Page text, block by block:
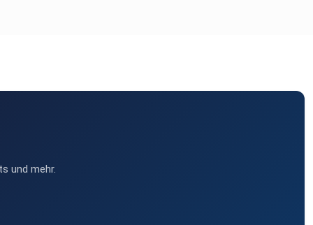
und mehr.